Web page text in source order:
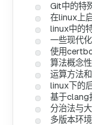
Git中的特
在linux上
linux中的
一些现代
使用
算法概念
运算方法
linux下的
基于clang
分治法与
多版本环